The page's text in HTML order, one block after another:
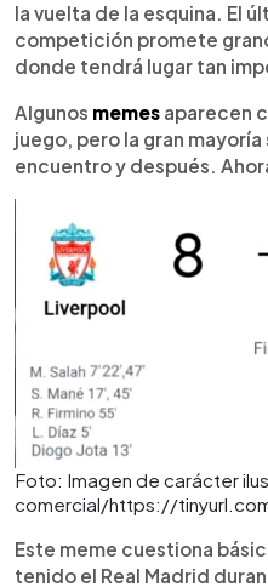
la vuelta de la esquina. El
competición promete
donde tendrá lugar tan
Algunos memes aparecen
juego, pero la gran
encuentro y después.
Foto: Imagen de carácter
comercial/https://
Este meme cuestiona
tenido el Real Madrid